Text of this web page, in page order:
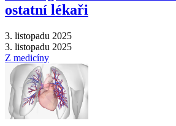
ostatní lékaři
3. listopadu 2025
3. listopadu 2025
Z medicíny